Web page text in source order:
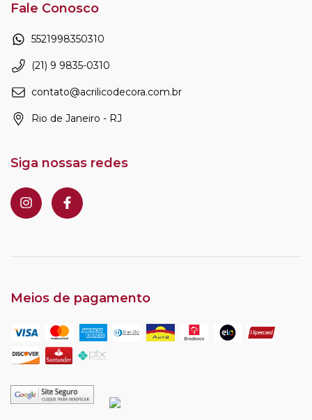
Fale Conosco
5521998350310
(21) 9 9835-0310
contato@acrilicodecora.com.br
Rio de Janeiro - RJ
Siga nossas redes
Meios de pagamento